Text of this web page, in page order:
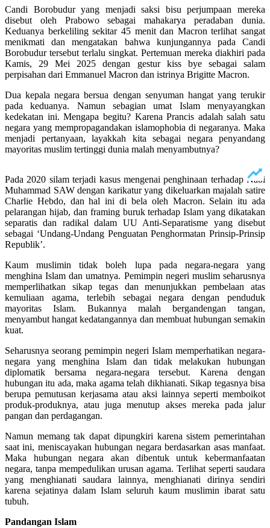
Candi Borobudur yang menjadi saksi bisu perjumpaan mereka
disebut oleh Prabowo sebagai mahakarya peradaban dunia.
Keduanya berkeliling sekitar 45 menit dan Macron terlihat sangat
menikmati dan mengatakan bahwa kunjungannya pada Candi
Borobudur tersebut terlalu singkat. Pertemuan mereka diakhiri pada
Kamis, 29 Mei 2025 dengan gestur kiss bye sebagai salam
perpisahan dari Emmanuel Macron dan istrinya Brigitte Macron.
Dua kepala negara bersua dengan senyuman hangat yang terukir
pada keduanya. Namun sebagian umat Islam menyayangkan
kedekatan ini. Mengapa begitu? Karena Prancis adalah salah satu
negara yang mempropagandakan islamophobia di negaranya. Maka
menjadi pertanyaan, layakkah kita sebagai negara penyandang
mayoritas muslim tertinggi dunia malah menyambutnya?
Pada 2020 silam terjadi kasus mengenai penghinaan terhadap Nabi
Muhammad SAW dengan karikatur yang dikeluarkan majalah satire
Charlie Hebdo, dan hal ini di bela oleh Macron. Selain itu ada
pelarangan hijab, dan framing buruk terhadap Islam yang dikatakan
separatis dan radikal dalam UU Anti-Separatisme yang disebut
sebagai ‘Undang-Undang Penguatan Penghormatan Prinsip-Prinsip
Republik’.
Kaum muslimin tidak boleh lupa pada negara-negara yang
menghina Islam dan umatnya. Pemimpin negeri muslim seharusnya
memperlihatkan sikap tegas dan menunjukkan pembelaan atas
kemuliaan agama, terlebih sebagai negara dengan penduduk
mayoritas Islam. Bukannya malah bergandengan tangan,
menyambut hangat kedatangannya dan membuat hubungan semakin
kuat.
Seharusnya seorang pemimpin negeri Islam memperhatikan negara-
negara yang menghina Islam dan tidak melakukan hubungan
diplomatik bersama negara-negara tersebut. Karena dengan
hubungan itu ada, maka agama telah dikhianati. Sikap tegasnya bisa
berupa pemutusan kerjasama atau aksi lainnya seperti memboikot
produk-produknya, atau juga menutup akses mereka pada jalur
pangan dan perdagangan.
Namun memang tak dapat dipungkiri karena sistem pemerintahan
saat ini, meniscayakan hubungan negara berdasarkan asas manfaat.
Maka hubungan negara akan dibentuk untuk kebermanfaatan
negara, tanpa mempedulikan urusan agama. Terlihat seperti saudara
yang menghianati saudara lainnya, menghianati dirinya sendiri
karena sejatinya dalam Islam seluruh kaum muslimin ibarat satu
tubuh.
Pandangan Islam